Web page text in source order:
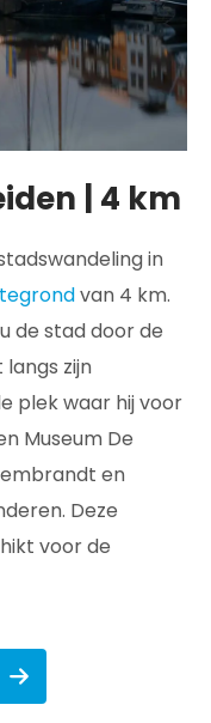
| 4 km
in
van 4 km.
de stad door de
zijn
plek waar hij voor
Museum De
en
Deze
voor de